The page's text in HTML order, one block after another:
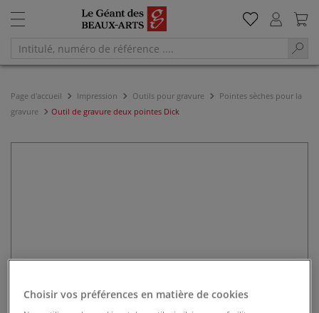
Page d'accueil Impression Outils pour gravure
Pointes sèches pour la
gravure
Outil de gravure deux pointes Dick
Choisir vos préférences en matière de cookies